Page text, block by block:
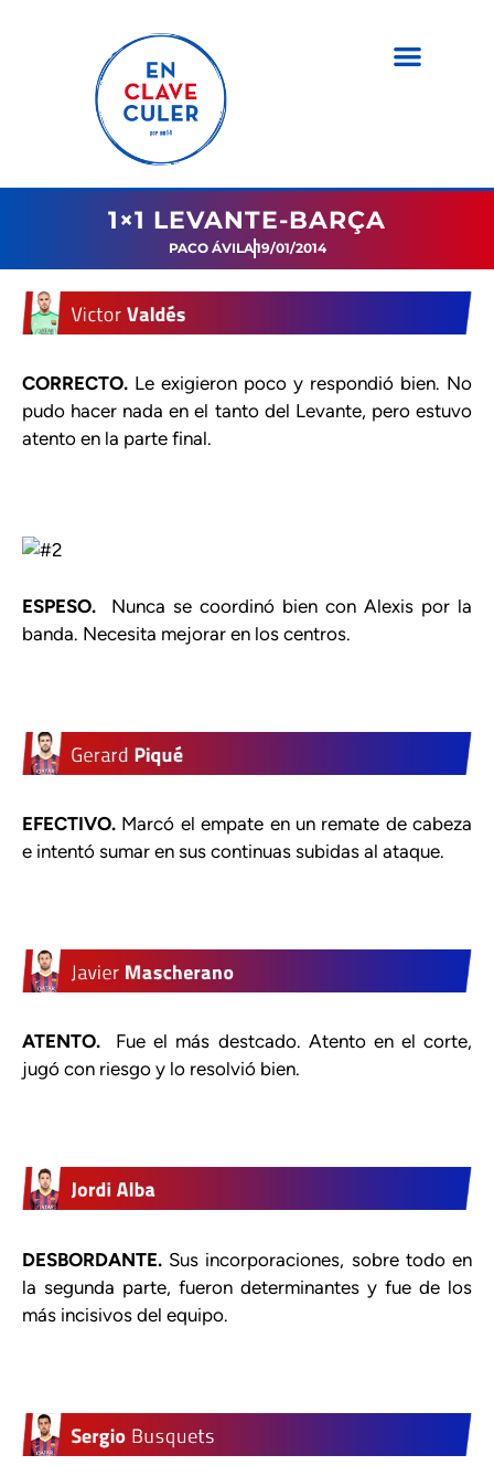
1×1 LEVANTE-BARÇA
PACO ÁVILA19/01/2014
CORRECTO. Le exigieron poco y respondió bien. No
pudo hacer nada en el tanto del Levante, pero estuvo
atento en la parte final.
ESPESO. Nunca se coordinó bien con Alexis por la
banda. Necesita mejorar en los centros.
EFECTIVO. Marcó el empate en un remate de cabeza
e intentó sumar en sus continuas subidas al ataque.
ATENTO.
Fue el más destcado. Atento en el corte,
jugó con riesgo y lo resolvió bien.
DESBORDANTE. Sus incorporaciones, sobre todo en
la segunda parte, fueron determinantes y fue de los
más incisivos del equipo.